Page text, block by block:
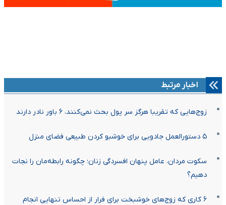
اخبار مرتبط
زوج‌هایی که تقریبا هرگز سر پول بحث نمی‌کنند، ۶ باور نادر دارند
۵ دستورالعمل جادویی برای خوشبو کردن طبیعی فضای منزل
سکوت مردان، عامل پنهان افسردگی زنان؛ چگونه رابطه‌مان را نجات
دهیم؟
۶ کاری که زوج‌های خوشبخت برای فرار از احساس تنهایی انجام